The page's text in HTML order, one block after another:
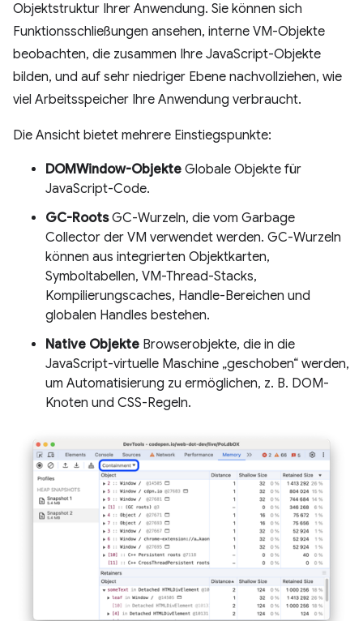
Objektstruktur Ihrer Anwendung. Sie können sich
Funktionsschließungen ansehen, interne VM-Objekte
beobachten, die zusammen Ihre JavaScript-Objekte
bilden, und auf sehr niedriger Ebene nachvollziehen, wie
viel Arbeitsspeicher Ihre Anwendung verbraucht.
Die Ansicht bietet mehrere Einstiegspunkte:
DOMWindow-Objekte Globale Objekte für
JavaScript-Code.
GC-RootsGC-Wurzeln, die vom Garbage
Collector der VM verwendet werden. GC-Wurzeln
können aus integrierten Objektkarten,
Symboltabellen, VM-Thread-Stacks,
Kompilierungscaches, Handle-Bereichen und
globalen Handles bestehen.
Native Objekte Browserobjekte, die in die
JavaScript-virtuelle Maschine „geschoben“ werden,
um Automatisierung zu ermöglichen, z. B. DOM-
Knoten und CSS-Regeln.